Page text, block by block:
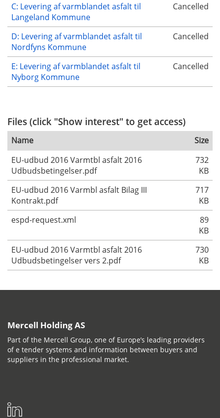
C: Levering af varmblandet asfalt til
Langeland Kommune
Cancelled
D: Levering af varmblandet asfalt til
Nordfyns Kommune
Cancelled
E: Levering af varmblandet asfalt til
Nyborg Kommune
Cancelled
Files (click "Show interest" to get access)
Name
Size
EU-udbud 2016 Varmtbl asfalt 2016
Udbudsbetingelser.pdf
732
KB
EU-udbud 2016 Varmbl asfalt Bilag III
Kontrakt.pdf
717
KB
espd-request.xml
89
KB
EU-udbud 2016 Varmtbl asfalt 2016
Udbudsbetingelser vers 2.pdf
730
KB
Mercell Holding AS
Part of the Mercell Group, one of Europe’s leading providers
of e tender systems and information between buyers and
suppliers in the professional market.